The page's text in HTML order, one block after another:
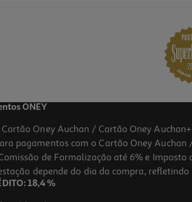
ONEY
Oney Auchan / Cartão Oney
pagamentos com o Cartão Oney
de Formalização até 6% e
depende do dia da compra,
18,4 %